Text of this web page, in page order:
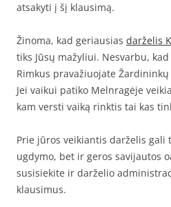
atsakyti į šį klausimą.
Žinoma, kad geriausias darželis
tiks Jūsų mažyliui. Nesvarbu,
Rimkus pravažiuojate
Jei vaikui patiko Melnragėje
kam versti vaiką rinktis tai kas
Prie jūros veikiantis darželis gali
ugdymo, bet ir geros savijautos
susisiekite ir darželio
klausimus.